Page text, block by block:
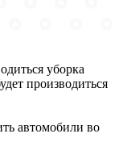
уборка
производиться
автомобили во